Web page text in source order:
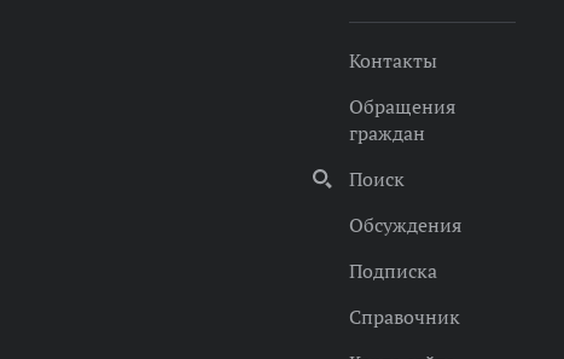
Контакты
Обращения
граждан
Поиск
Обсуждения
Подписка
Справочник